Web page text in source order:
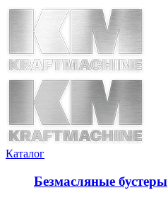
Каталог
Безмасляные бустеры